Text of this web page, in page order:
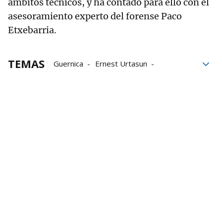
asesoramiento experto del forense Paco
Etxebarria.
TEMAS Guernica
Ernest Urtasun